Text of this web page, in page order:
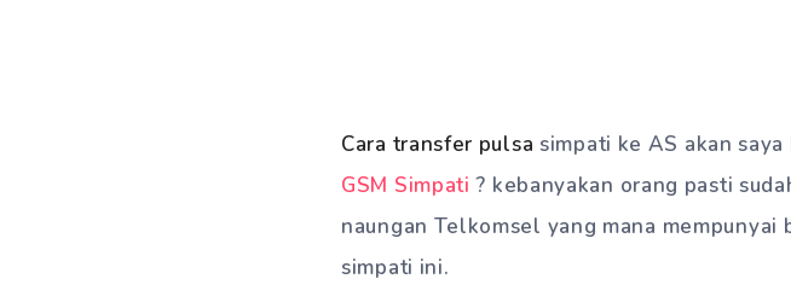
Cara transfer pulsa simpati ke AS akan
GSM Simpati ? kebanyakan orang pasti
naungan Telkomsel yang mana
simpati ini.